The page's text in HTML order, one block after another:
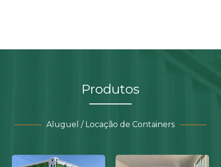
Produtos
Aluguel / Locação de Containers